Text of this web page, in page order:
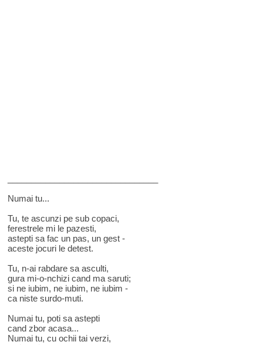
Numai tu...
Tu, te ascunzi pe sub copaci,
ferestrele mi le pazesti,
astepti sa fac un pas, un gest -
aceste jocuri le detest.
Tu, n-ai rabdare sa asculti,
gura mi-o-nchizi cand ma saruti;
si ne iubim, ne iubim, ne iubim -
ca niste surdo-muti.
Numai tu, poti sa astepti
cand zbor acasa...
Numai tu, cu ochii tai verzi,